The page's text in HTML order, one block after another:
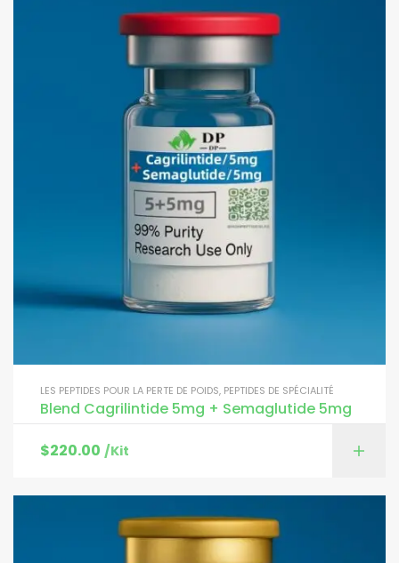
LES PEPTIDES POUR LA PERTE DE POIDS, PEPTIDES DE SPÉCIALITÉ
Blend Cagrilintide 5mg + Semaglutide 5mg
$220.00 /Kit